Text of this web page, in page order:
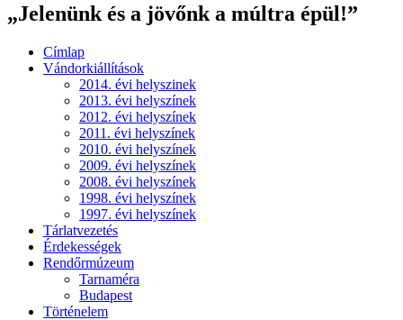
„Jelenünk és a jövőnk a múltra épül!”
Címlap
Vándorkiállítások
2014. évi helyszinek
2013. évi helyszínek
2012. évi helyszínek
2011. évi helyszínek
2010. évi helyszínek
2009. évi helyszínek
2008. évi helyszínek
1998. évi helyszínek
1997. évi helyszínek
Tárlatvezetés
Érdekességek
Rendőrmúzeum
Tarnaméra
Budapest
Történelem